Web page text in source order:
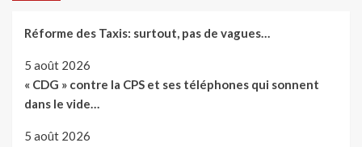
Réforme des Taxis: surtout, pas de vagues…
5 août 2026
« CDG » contre la CPS et ses téléphones qui sonnent
dans le vide…
5 août 2026